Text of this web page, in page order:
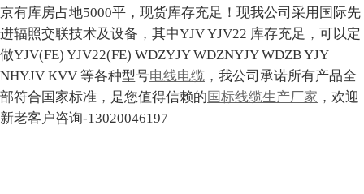
京有库房占地5000平，现货库存充足！现我公司采用国际先
进辐照交联技术及设备，其中YJV YJV22 库存充足，可以定
做YJV(FE) YJV22(FE) WDZYJY WDZNYJY WDZB YJY
NHYJV KVV 等各种型号电线电缆 ，我公司承诺所有产品全
部符合国家标准，是您值得信赖的国标线缆生产厂家 ，欢迎
新老客户咨询-13020046197